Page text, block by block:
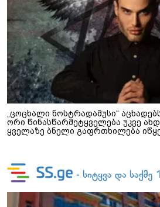
„ცოცხალი ნოსტრადამუსი“
ორი წინასწარმეტყველება უკვე
ყველაზე ბნელი გაფრთხილება